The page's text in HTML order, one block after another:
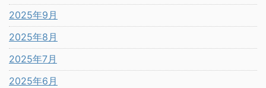
2025年9月
2025年8月
2025年7月
2025年6月